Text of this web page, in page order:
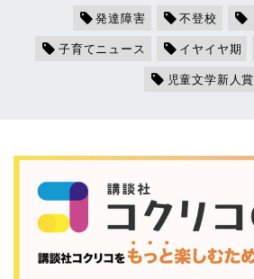
発達障害 不登校
子育てニュース
イヤイヤ期
児童文学新人賞